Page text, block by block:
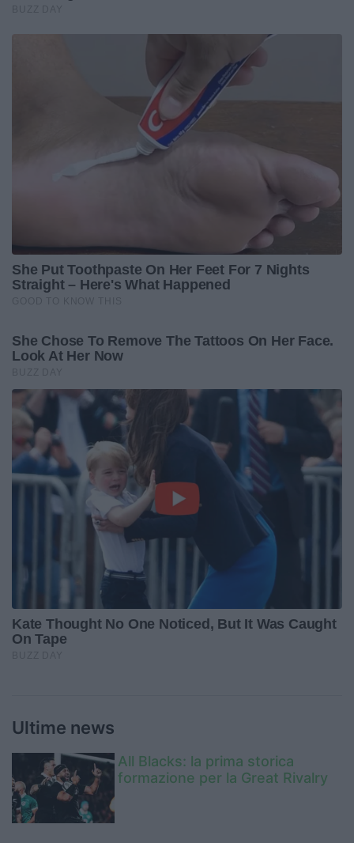
Ultime news
All Blacks: la prima storica
formazione per la Great Rivalry